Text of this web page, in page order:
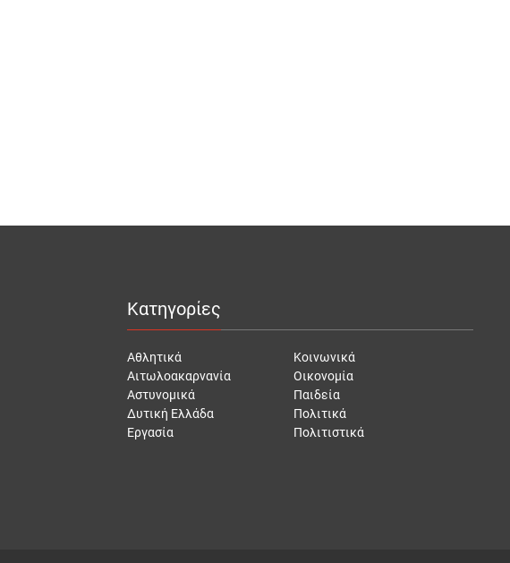
Κατηγορίες
Αθλητικά
Αιτωλοακαρνανία
Αστυνομικά
Δυτική Ελλάδα
Εργασία
Κοινωνικά
Οικονομία
Παιδεία
Πολιτικά
Πολιτιστικά